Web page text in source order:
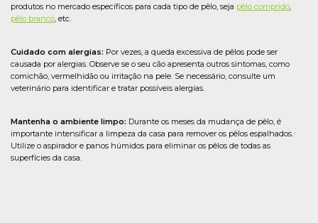
produtos no mercado específicos para cada tipo de pêlo, seja pêlo comprido
pêlo branco , etc.
Cuidado com alergias: Por vezes, a queda excessiva de pêlos pode ser
causada por alergias. Observe se o seu cão apresenta outros sintomas, como
comichão, vermelhidão ou irritação na pele. Se necessário, consulte um
veterinário para identificar e tratar possíveis alergias.
Mantenha o ambiente limpo: Durante os meses da mudança de pêlo, é
importante intensificar a limpeza da casa para remover os pêlos espalhados.
Utilize o aspirador e panos húmidos para eliminar os pêlos de todas as
superfícies da casa.